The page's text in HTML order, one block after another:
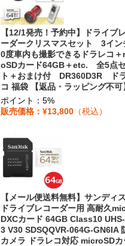
【12/1発売！予約中】ドライブ
ーダークリスマスセット 3イン
0度車内も撮影できるドラレコ
oSDカード64GB＋etc. 全5点
ト＋おまけ付 DR360D3R ド
コ 福袋 【返品・ラッピング不可
ポイント：5%
販売価格：¥13,800 （税込）
【メール便送料無料】サンディ
ドライブレコーダー用 高耐久
DXCカード 64GB Class10
3 V30 SDSQQVR-064G-GN6IA
カメラ ドラレコ対応 microSDカ